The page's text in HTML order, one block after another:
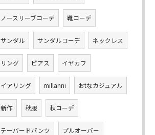
ノースリーブコーデ 靴コーデ
サンダル サンダルコーデ ネックレス
リング ピアス イヤカフ
イアリング millanni おtなカジュアル
新作 秋服 秋コーデ
テーパードパンツ プルオーバー